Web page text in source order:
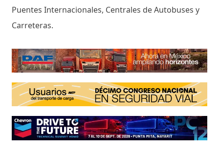
Puentes Internacionales, Centrales de Autobuses y
Carreteras.